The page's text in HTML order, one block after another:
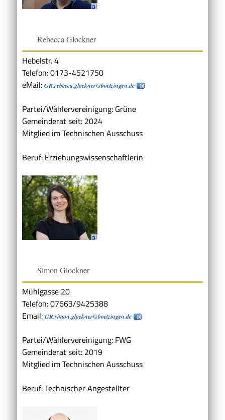
Rebecca Glockner
Hebelstr. 4
Telefon: 0173-4521750
eMail: GR.rebecca.glockner@boetzingen.de
Partei/Wählervereinigung: Grüne
Gemeinderat seit: 2024
Mitglied im Technischen Ausschuss
Beruf: Erziehungswissenschaftlerin
Simon Glockner
Mühlgasse 20
Telefon: 07663/9425388
Email: GR.simon.glockner@boetzingen.de
Partei/Wählervereinigung: FWG
Gemeinderat seit: 2019
Mitglied im Technischen Ausschuss
Beruf: Technischer Angestellter